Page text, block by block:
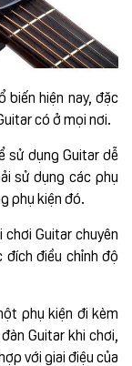
biến hiện nay, đặc
có ở mọi nơi.
sử dụng Guitar dễ
sử dụng các phụ
phụ kiện đó.
Guitar chuyên
đích điều chỉnh độ
phụ kiện đi kèm
Guitar khi chơi,
với giai điệu của